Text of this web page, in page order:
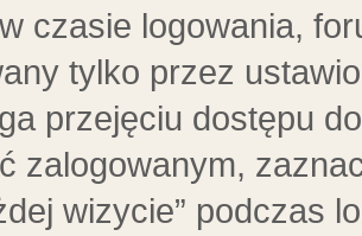
w czasie logowania,
tylko przez
przejęciu dostępu
zalogowanym,
wizycie” podczas